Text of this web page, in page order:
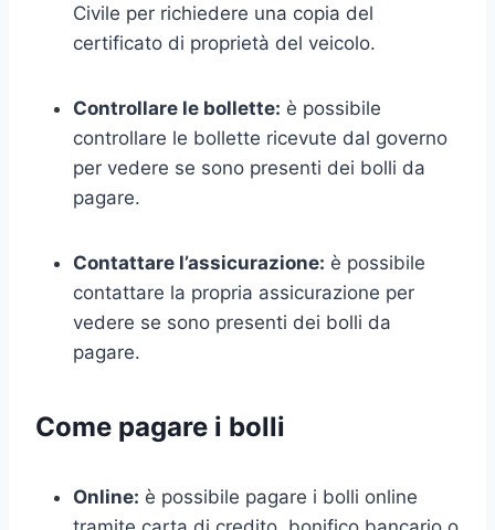
Civile per richiedere una copia del
certificato di proprietà del veicolo.
Controllare le bollette: è possibile
controllare le bollette ricevute dal governo
per vedere se sono presenti dei bolli da
pagare.
Contattare l’assicurazione: è possibile
contattare la propria assicurazione per
vedere se sono presenti dei bolli da
pagare.
Come pagare i bolli
Online: è possibile pagare i bolli online